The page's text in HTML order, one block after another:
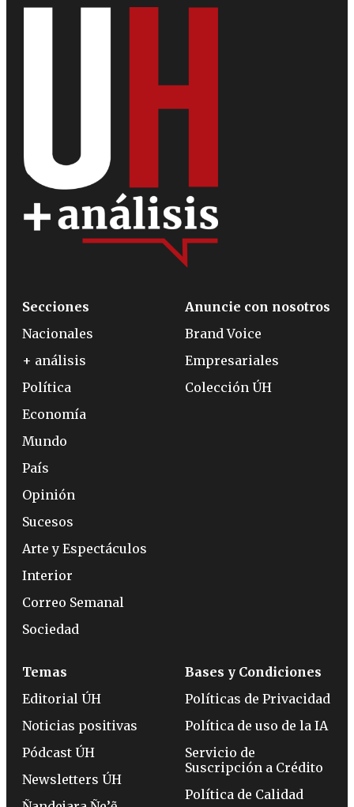
Secciones
Nacionales
+ análisis
Política
Economía
Mundo
País
Opinión
Sucesos
Arte y Espectáculos
Interior
Correo Semanal
Sociedad
Anuncie con nosotros
Brand Voice
Empresariales
Colección ÚH
Temas
Editorial ÚH
Noticias positivas
Pódcast ÚH
Newsletters ÚH
Bases y Condiciones
Políticas de Privacidad
Política de uso de la IA
Servicio de
Suscripción a Crédito
Política de Calidad